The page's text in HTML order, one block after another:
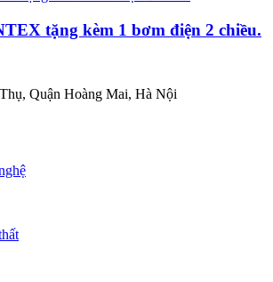
tặng kèm 1 bơm điện 2 chiều.
Quận Hoàng Mai, Hà Nội